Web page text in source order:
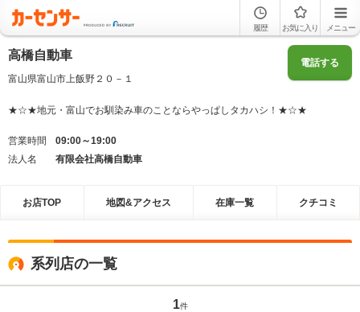
履歴 お気に入り メニュー
高橋自動車
富山県富山市上飯野２０－１
電話する
★☆★地元・富山でお馴染み車のことならやっぱしタカハシ！★☆★
営業時間
09:00～19:00
法人名
有限会社高橋自動車
お店TOP 地図&アクセス 在庫一覧 クチコミ
系列店の一覧
1件